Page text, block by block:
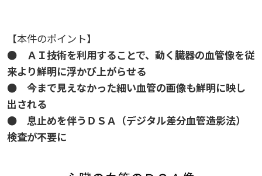
教育の特色
将来像
教育に関する基本方針
教育研究上の目的・基本組織について
研究者要覧
大学基礎データ
規定
規定・教育課程・シラバス
広島国際大学施設等貸与内規
施設案内
施設紹介
大学広報
入試概要
職の種BOOK
資料請求
保健医療学部
総合リハビリテーション学部
健康スポーツ学部
大学院・専攻科
医療科学研究科
保健医療学専攻
健康科学研究科
就職・キャリア支援
就職支援
産官学連携
【本件のポイント】
● ＡＩ技術を利用することで、動く臓器の血管像を従
来より鮮明に浮かび上がらせる
● 今まで見えなかった細い血管の画像も鮮明に映し
出される
● 息止めを伴うＤＳＡ（デジタル差分血管造影法）
検査が不要に
2017
2021
2022
2021
2023
2022
2021
2024
2025
2024
2025
2024
2023
イベント
2026
2025